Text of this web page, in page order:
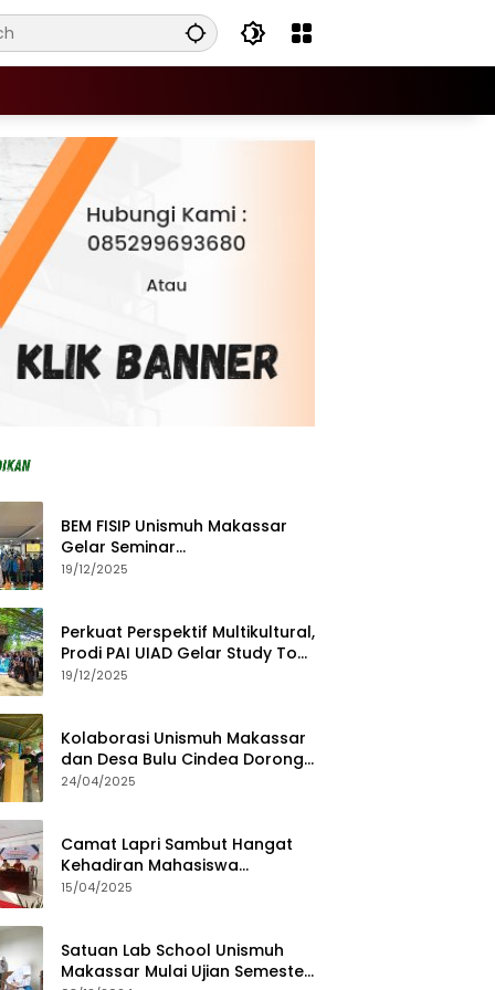
BEM FISIP Unismuh Makassar
Gelar Seminar
Keperempuanan, Bahas
19/12/2025
Perkuat Perspektif Multikultural,
Prodi PAI UIAD Gelar Study Tour
ke Kajang
19/12/2025
Kolaborasi Unismuh Makassar
dan Desa Bulu Cindea Dorong
Sentra Garam Industri
24/04/2025
Camat Lapri Sambut Hangat
Kehadiran Mahasiswa
PoltekMu
15/04/2025
Satuan Lab School Unismuh
Makassar Mulai Ujian Semester,